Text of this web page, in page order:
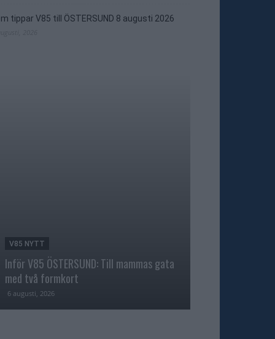
tippar V85 till ÖSTERSUND 8 augusti 2026
V85 NYTT
Inför V85 ÖSTERSUND: Till mammas gata
med två formkort
6 augusti, 2026